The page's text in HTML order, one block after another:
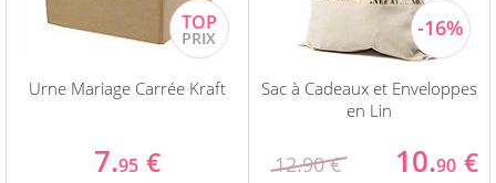
Urne Mariage Carrée Kraft
7.95 €
Sac à Cadeaux et Enveloppes
en Lin
12.90 € 10.90 €